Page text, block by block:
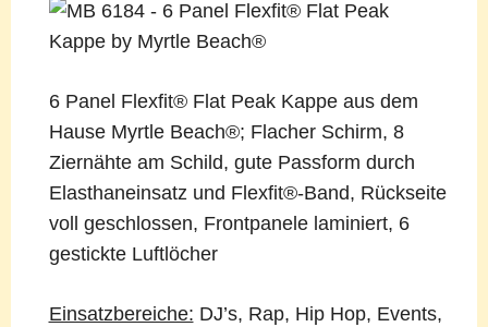
6 Panel Flexfit® Flat Peak Kappe aus dem
Hause Myrtle Beach®; Flacher Schirm, 8
Ziernähte am Schild, gute Passform durch
Elasthaneinsatz und Flexfit®-Band, Rückseite
voll geschlossen, Frontpanele laminiert, 6
gestickte Luftlöcher
Einsatzbereiche: DJ’s, Rap, Hip Hop, Events,